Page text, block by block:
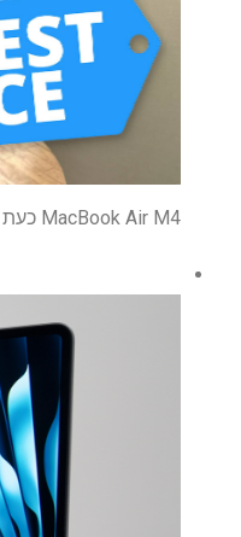
MacBook Air M4 כעת זול מתמיד עם קיצוץ מחיר של 100 דולר – הנה הדגם שאחזור בו